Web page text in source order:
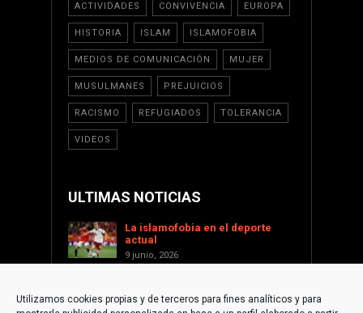
Utilizamos cookies propias y de terceros para fines analíticos y para
ACTIVIDADES CONVIVENCIA EUROPA
HISTORIA ISLAM ISLAMOFOBIA
MEDIOS DE COMUNICACIÓN MUJER
MUSULMANES PREJUICIOS
RACISMO REFUGIADOS TOLERANCIA
VIDEOS
ULTIMAS NOTICIAS
La islamofobia en el deporte
actual
9 junio, 2026
17 enero, 2026